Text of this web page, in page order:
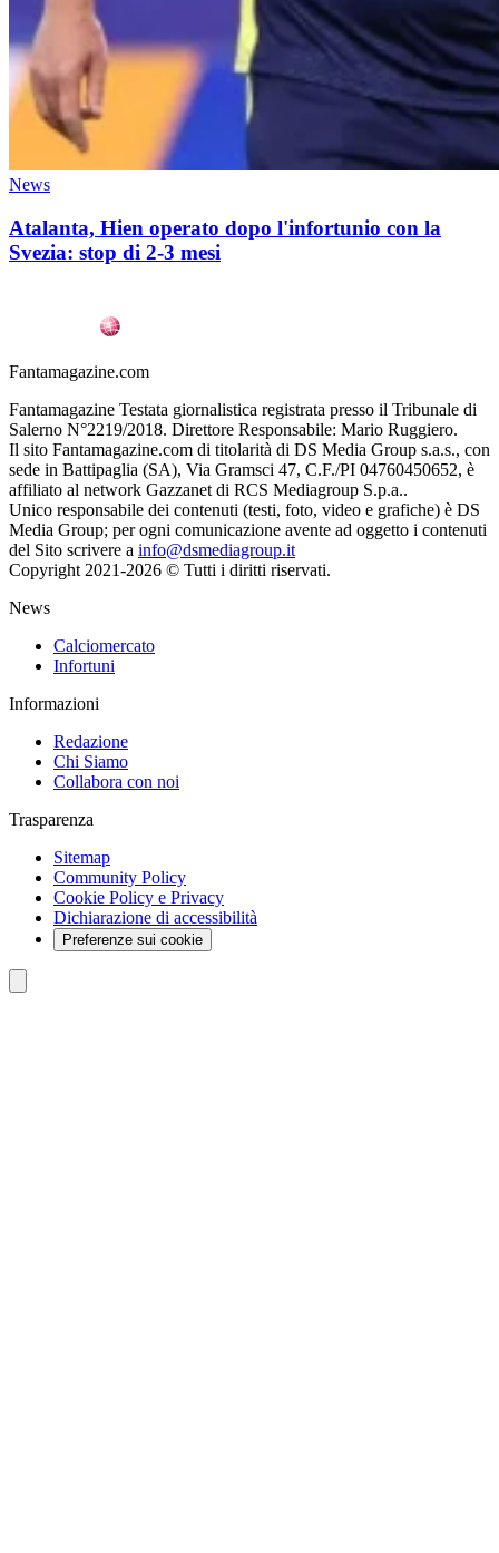
News
Atalanta, Hien operato dopo l'infortunio con la
Svezia: stop di 2-3 mesi
Fantamagazine.com
Fantamagazine Testata giornalistica registrata presso il Tribunale di
Salerno N°2219/2018. Direttore Responsabile: Mario Ruggiero.
Il sito Fantamagazine.com di titolarità di DS Media Group s.a.s., con
sede in Battipaglia (SA), Via Gramsci 47, C.F./PI 04760450652, è
affiliato al network Gazzanet di RCS Mediagroup S.p.a..
Unico responsabile dei contenuti (testi, foto, video e grafiche) è DS
Media Group; per ogni comunicazione avente ad oggetto i contenuti
del Sito scrivere a info@dsmediagroup.it
Copyright 2021-2026 © Tutti i diritti riservati.
News
Calciomercato
Infortuni
Informazioni
Redazione
Chi Siamo
Collabora con noi
Trasparenza
Sitemap
Community Policy
Cookie Policy e Privacy
Dichiarazione di accessibilità
Preferenze sui cookie